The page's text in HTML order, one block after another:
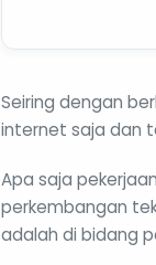
Seiring dengan
internet saja dan
Apa saja
perkembangan
adalah di bidang